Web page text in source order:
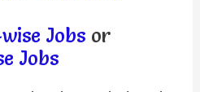
Jobs or
Jobs